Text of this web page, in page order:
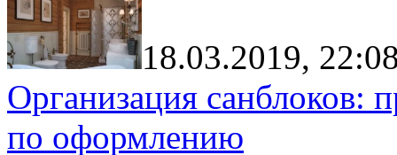
18.03.2019,
Организация санблоков:
по оформлению